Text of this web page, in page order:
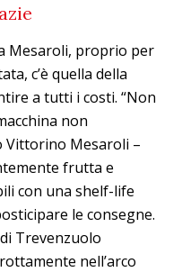
Mesaroli, proprio per
c’è quella della
a tutti i costi. “Non
non
Vittorino Mesaroli –
frutta e
con una shelf-life
le consegne.
Trevenzuolo
nell’arco